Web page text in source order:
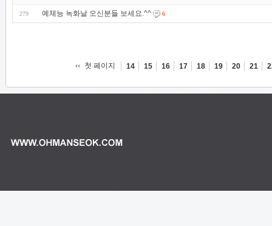
279 예체능 녹화날 오신분들 보세요.^^ 6
첫 페이지 14 15 16 17 18 19 20 21